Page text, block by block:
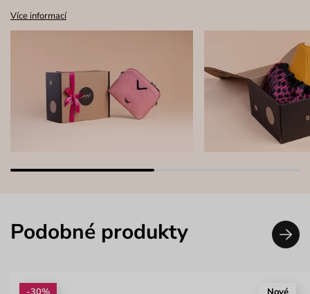
Více informací
Podobné produkty